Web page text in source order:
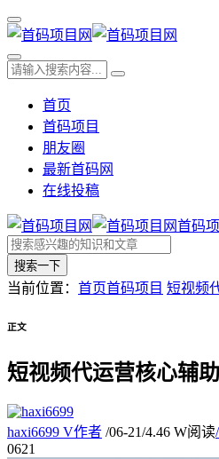
首页
首码项目
朋友圈
最新首码网
在线投稿
首码
搜索一下
当前位置： 首页首码项目 短视频
正文
短视频代运营核心辅
haxi6699 V作者 /06-21/4.46 W阅读/
0621